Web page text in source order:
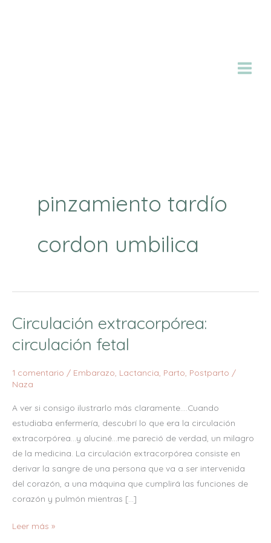
pinzamiento tardío
cordon umbilica
Circulación extracorpórea:
circulación fetal
1 comentario / Embarazo, Lactancia, Parto, Postparto /
Naza
A ver si consigo ilustrarlo más claramente….Cuando
estudiaba enfermería, descubrí lo que era la circulación
extracorpórea…y aluciné…me pareció de verdad, un milagro
de la medicina. La circulación extracorpórea consiste en
derivar la sangre de una persona que va a ser intervenida
del corazón, a una máquina que cumplirá las funciones de
corazón y pulmón mientras […]
Circulación
circulación
Leer más »